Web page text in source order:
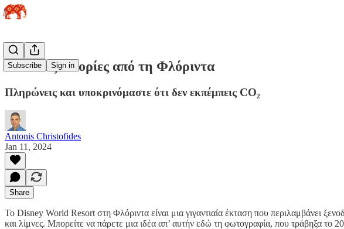
Subscribe Sign in
Κι άλλες ιστορίες από τη Φλόριντα
Πληρώνεις και υποκρινόμαστε ότι δεν εκπέμπεις CO₂
Antonis Christofides
Jan 11, 2024
Share
Το Disney World Resort στη Φλόριντα είναι μια γιγαντιαία έκταση που περιλαμβάνει
και λίμνες. Μπορείτε να πάρετε μια ιδέα απ’ αυτήν εδώ τη φωτογραφία, που τράβηξα το